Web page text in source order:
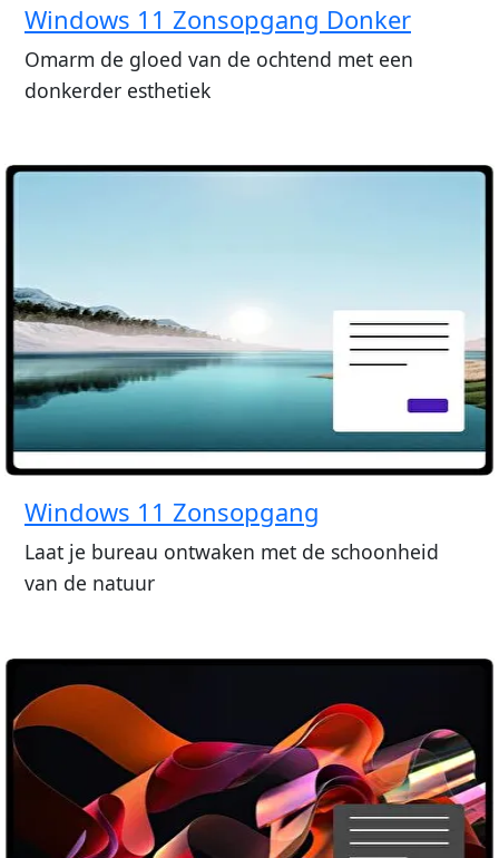
Windows 11 Zonsopgang Donker
Omarm de gloed van de ochtend met een
donkerder esthetiek
Windows 11 Zonsopgang
Laat je bureau ontwaken met de schoonheid
van de natuur